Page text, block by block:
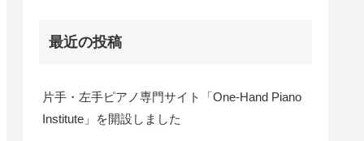
最近の投稿
片手・左手ピアノ専門サイト「One-Hand Piano
Institute」を開設しました